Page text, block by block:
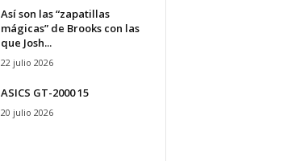
Así son las “zapatillas
mágicas” de Brooks con las
que Josh...
22 julio 2026
ASICS GT-2000 15
20 julio 2026